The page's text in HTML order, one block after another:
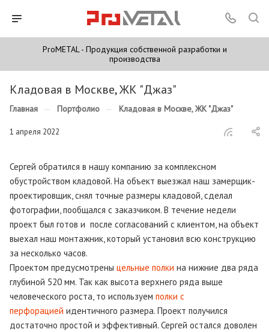
ProMETAL - Продукция собственной разработки и
производства
Кладовая в Москве, ЖК "Джаз"
Главная — Портфолио — Кладовая в Москве, ЖК "Джаз"
1 апреля 2022
Сергей обратился в нашу компанию за комплексном
обустройством кладовой. На объект выезжал наш замерщик-
проектировщик, снял точные размеры кладовой, сделал
фотографии, пообщался с заказчиком. В течение недели
проект был готов и после согласований с клиентом, на объект
выехал наш монтажник, который установил всю конструкцию
за несколько часов.
Проектом предусмотрены цельные полки на нижние два ряда
глубиной 520 мм. Так как высота верхнего ряда выше
человеческого роста, то используем полки с
перфорацией идентичного размера. Проект получился
достаточно простой и эффективный. Сергей остался доволен